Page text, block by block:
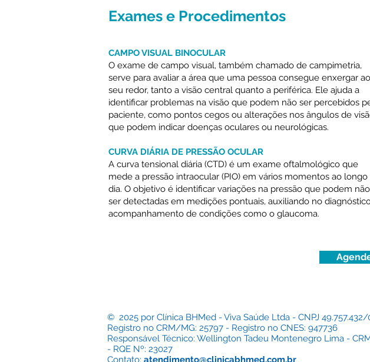
Exames e Procedimentos
CAMPO VISUAL BINOCULAR
O exame de campo visual, também chamado de campimetria,
serve para avaliar a área que uma pessoa consegue enxergar ao
seu redor, tanto a visão central quanto a periférica. Ele ajuda a
identificar problemas na visão que podem não ser percebidos
paciente, como pontos cegos ou alterações nos ângulos de
que podem indicar doenças oculares ou neurológicas.
CURVA DIÁRIA DE PRESSÃO OCULAR
A curva tensional diária (CTD) é um exame oftalmológico que
mede a pressão intraocular (PIO) em vários momentos ao longo
dia. O objetivo é identificar variações na pressão que podem não
ser detectadas em medições pontuais, auxiliando no
acompanhamento de condições como o glaucoma.
© 2025 por Clínica BHMed - Viva Saúde Ltda - CNPJ 49.757.432/
Registro no CRM/MG: 25797 - Registro no CNES: 947736
Responsável Técnico: Wellington Tadeu Montenegro Lima -
- RQE Nº: 23027
Contato: atendimento@clinicabhmed.com.br